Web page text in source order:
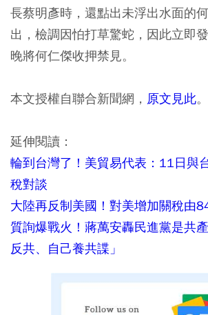
長蔡明彥時，還點出未浮出水面的
出，檢調因怕打草驚蛇，因此立即
晚將何仁傑收押禁見。
本文授權自聯合新聞網， 原文見此。
延伸閱讀：
輪到台灣了！美貿易代表：11日與
稅對談
大陸再反制美國！對美增加關稅由
質詢爆戰火！蔣萬安轟民進黨是共
反共、自己養共諜」